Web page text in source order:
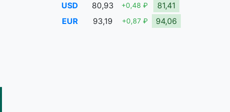
USD 80,93 +0,48 ₽
81,41
EUR
93,19 +0,87 ₽ 94,06